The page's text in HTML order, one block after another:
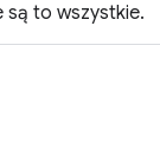
są to wszystkie.